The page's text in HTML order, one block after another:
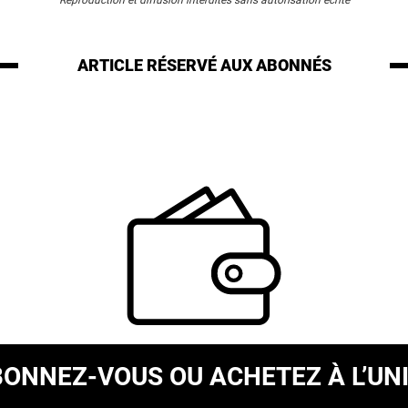
ARTICLE RÉSERVÉAUX ABONNÉS
VOUS OU ACHETEZ À